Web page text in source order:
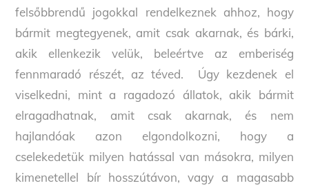
felsőbbrendű jogokkal rendelkeznek ahhoz, hogy
bármit megtegyenek, amit csak akarnak, és bárki,
akik ellenkezik velük, beleértve az emberiség
fennmaradó részét, az téved. Úgy kezdenek el
viselkedni, mint a ragadozó állatok, akik bármit
elragadhatnak, amit csak akarnak, és nem
hajlandóak azon elgondolkozni, hogy a
cselekedetük milyen hatással van másokra, milyen
kimenetellel bír hosszútávon, vagy a magasabb